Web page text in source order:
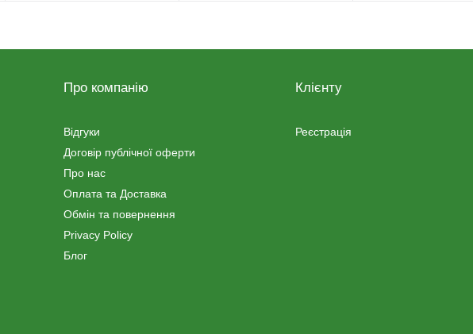
Про компанію
Відгуки
Договір публічної оферти
Про нас
Оплата та Доставка
Обмін та повернення
Privacy Policy
Блог
Клієнту
Реєстрація